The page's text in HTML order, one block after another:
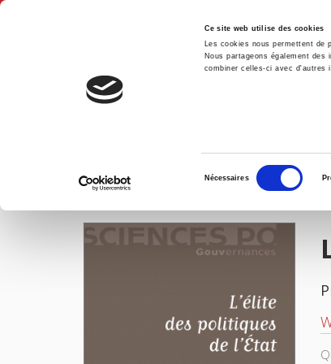
Ce site web utilise des cookies
Les cookies nous permettent de
Nous partageons également
combiner celles-ci avec d'autres
consentement
Nécessaires
IMAGES